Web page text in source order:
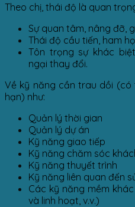
Theo chị, thái độ là quan
Sự quan tâm, nâng đỡ,
Thái độ cầu tiến, ham
Tôn trọng sự khác
ngại thay đổi.
Về kỹ năng cần trau dồi (có
hạn) như:
Quản lý thời gian
Quản lý dự án
Kỹ năng giao tiếp
Kỹ năng chăm sóc
Kỹ năng thuyết trình
Kỹ năng liên quan đến
Các kỹ năng mềm
và linh hoạt, v.v.)